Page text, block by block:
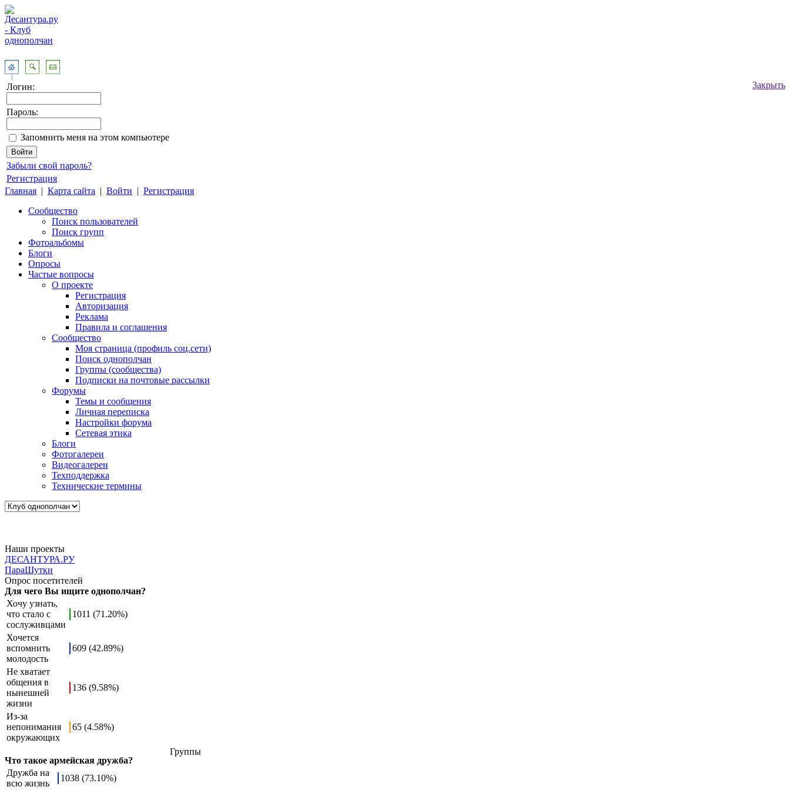
Закрыть
Логин:
Пароль:
Запомнить меня на этом компьютере
Забыли свой пароль?
Регистрация
Главная | Карта сайта | Войти | Регистрация
Сообщество
Поиск пользователей
Поиск групп
Фотоальбомы
Блоги
Опросы
Частые вопросы
О проекте
Регистрация
Авторизация
Реклама
Правила и соглашения
Сообщество
Моя страница (профиль соц.сети)
Поиск однополчан
Группы (сообщества)
Подписки на почтовые рассылки
Форумы
Темы и сообщения
Личная переписка
Настройки форума
Сетевая этика
Блоги
Фотогалереи
Видеогалереи
Техподдержка
Технические термины
Наши проекты
ДЕСАНТУРА.РУ
ПараШутки
Опрос посетителей
Для чего Вы ищите однополчан?
Хочу узнать,
что стало с
сослуживцами
1011 (71.20%)
Хочется
вспомнить
молодость
609 (42.89%)
Не хватает
общения в
нынешней
жизни
136 (9.58%)
Из-за
непонимания
окружающих
65 (4.58%)
Что такое армейская дружба?
Дружба на
всю жизнь
1038 (73.10%)
Группы